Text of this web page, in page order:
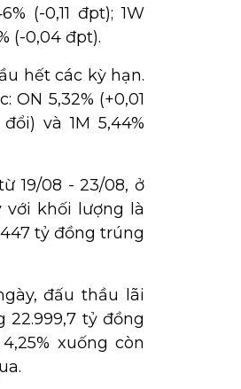
(-0,11 đpt); 1W
(-0,04 đpt).
hết các kỳ hạn.
5,32% (+0,01
và 1M 5,44%
19/08 - 23/08, ở
với khối lượng là
tỷ đồng trúng
đấu thầu lãi
tỷ đồng
xuống còn